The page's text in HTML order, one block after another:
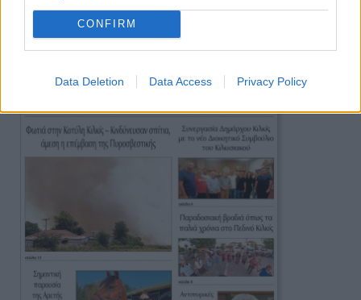
CONFIRM
Data Deletion Data Access Privacy Policy
Πρωινή